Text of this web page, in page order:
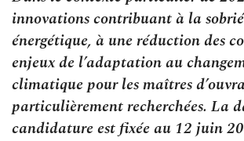
innovations contribuant à la
énergétique, à une réduction des
enjeux de l’adaptation au
climatique pour les maîtres
particulièrement recherchées. La
candidature est fixée au 12 juin